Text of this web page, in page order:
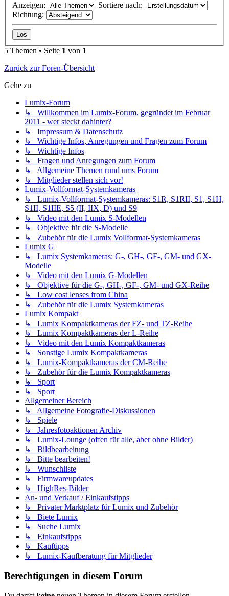
Anzeigen:
Sortiere nach:
Richtung:
5 Themen • Seite 1 von 1
Zurück zur Foren-Übersicht
Gehe zu
Lumix-Forum
↳ Willkommen im Lumix-Forum, gegründet im Februar
2011 - wer steckt dahinter?
↳ Impressum & Datenschutz
↳ Wichtige Infos, Anregungen und Fragen zum Forum
↳ Wichtige Infos
↳ Fragen und Anregungen zum Forum
↳ Allgemeine Themen rund ums Forum
↳ Mitglieder stellen sich vor!
Lumix-Vollformat-Systemkameras
↳ Lumix-Vollformat-Systemkameras: S1R, S1RII, S1, S1H,
S1II, S1IIE, S5 (II, IIX, D) und S9
↳ Video mit den Lumix S-Modellen
↳ Objektive für die S-Modelle
↳ Zubehör für die Lumix Vollformat-Systemkameras
Lumix G
↳ Lumix Systemkameras: G-, GH-, GF-, GM- und GX-
Modelle
↳ Video mit den Lumix G-Modellen
↳ Objektive für die G-, GH-, GF-, GM- und GX-Reihe
↳ Low cost lenses from China
↳ Zubehör für die Lumix Systemkameras
Lumix Kompakt
↳ Lumix Kompaktkameras der FZ- und TZ-Reihe
↳ Lumix Kompaktkameras der L-Reihe
↳ Video mit den Lumix Kompaktkameras
↳ Sonstige Lumix Kompaktkameras
↳ Lumix-Kompaktkameras der CM-Reihe
↳ Zubehör für die Lumix Kompaktkameras
↳ Sport
↳ Sport
Allgemeiner Bereich
↳ Allgemeine Fotografie-Diskussionen
↳ Spiele
↳ Jahresfotoaktionen Archiv
↳ Lumix-Lounge (offen für alle, aber ohne Bilder)
↳ Bildbearbeitung
↳ Bitte bearbeiten!
↳ Wunschliste
↳ Firmwareupdates
↳ HighRes-Bilder
An- und Verkauf / Einkaufstipps
↳ Privater Marktplatz für Lumix und Zubehör
↳ Biete Lumix
↳ Suche Lumix
↳ Einkaufstipps
↳ Kauftipps
↳ Lumix-Kaufberatung für Mitglieder
Berechtigungen in diesem Forum